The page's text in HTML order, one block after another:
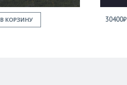
В КОРЗИНУ 30400₽